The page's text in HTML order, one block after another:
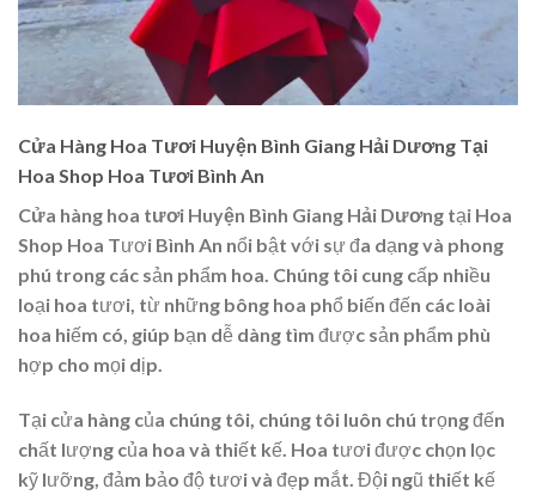
Cửa Hàng Hoa Tươi Huyện Bình Giang Hải Dương Tại
Hoa Shop Hoa Tươi Bình An
Cửa hàng hoa tươi Huyện Bình Giang Hải Dương tại Hoa
Shop Hoa Tươi Bình An nổi bật với sự đa dạng và phong
phú trong các sản phẩm hoa. Chúng tôi cung cấp nhiều
loại hoa tươi, từ những bông hoa phổ biến đến các loài
hoa hiếm có, giúp bạn dễ dàng tìm được sản phẩm phù
hợp cho mọi dịp.
Tại cửa hàng của chúng tôi, chúng tôi luôn chú trọng đến
chất lượng của hoa và thiết kế. Hoa tươi được chọn lọc
kỹ lưỡng, đảm bảo độ tươi và đẹp mắt. Đội ngũ thiết kế